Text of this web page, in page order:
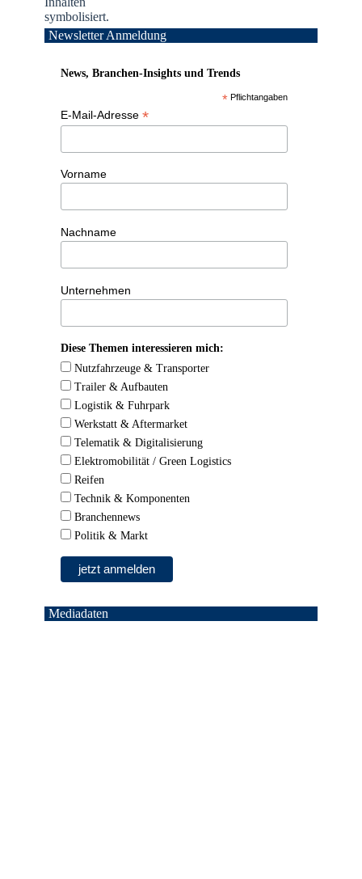
Newsletter Anmeldung
News, Branchen-Insights und Trends
* Pflichtangaben
E-Mail-Adresse *
Vorname
Nachname
Unternehmen
Diese Themen interessieren mich:
Nutzfahrzeuge & Transporter
Trailer & Aufbauten
Logistik & Fuhrpark
Werkstatt & Aftermarket
Telematik & Digitalisierung
Elektromobilität / Green Logistics
Reifen
Technik & Komponenten
Branchennews
Politik & Markt
Mediadaten